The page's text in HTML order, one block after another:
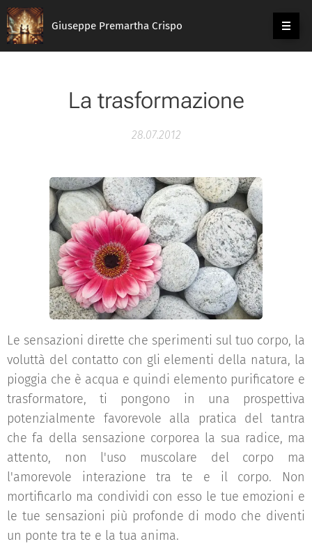
Giuseppe Premartha Crispo
La trasformazione
28.07.2012
Le sensazioni dirette che sperimenti sul tuo corpo, la
voluttà del contatto con gli elementi della natura, la
pioggia che è acqua e quindi elemento purificatore e
trasformatore, ti pongono in una prospettiva
potenzialmente favorevole alla pratica del tantra
che fa della sensazione corporea la sua radice, ma
attento, non l'uso muscolare del corpo ma
l'amorevole interazione tra te e il corpo. Non
mortificarlo ma condividi con esso le tue emozioni e
le tue sensazioni più profonde di modo che diventi
un ponte tra te e la tua anima.